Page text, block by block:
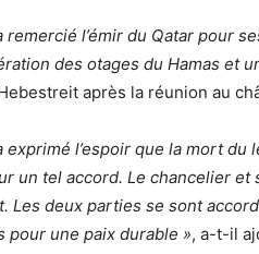
remercié l’émir du Qatar pour
des otages du Hamas et
après la réunion au
exprimé l’espoir que la mort du
un tel accord. Le chancelier
Les deux parties se sont
pour une paix durable », a-t-il